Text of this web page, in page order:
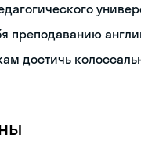
преподаванию
достичь